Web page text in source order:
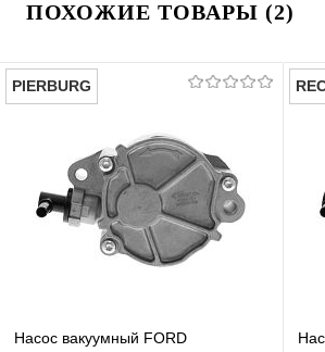
ПОХОЖИЕ ТОВАРЫ (2)
PIERBURG
Насос вакуумный FORD